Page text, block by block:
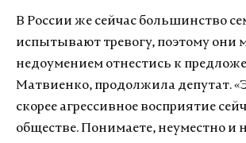
В России же сейчас большинство
испытывают тревогу, поэтому они
недоумением отнестись к
Матвиенко, продолжила депутат.
скорее агрессивное восприятие
обществе. Понимаете, неуместно и